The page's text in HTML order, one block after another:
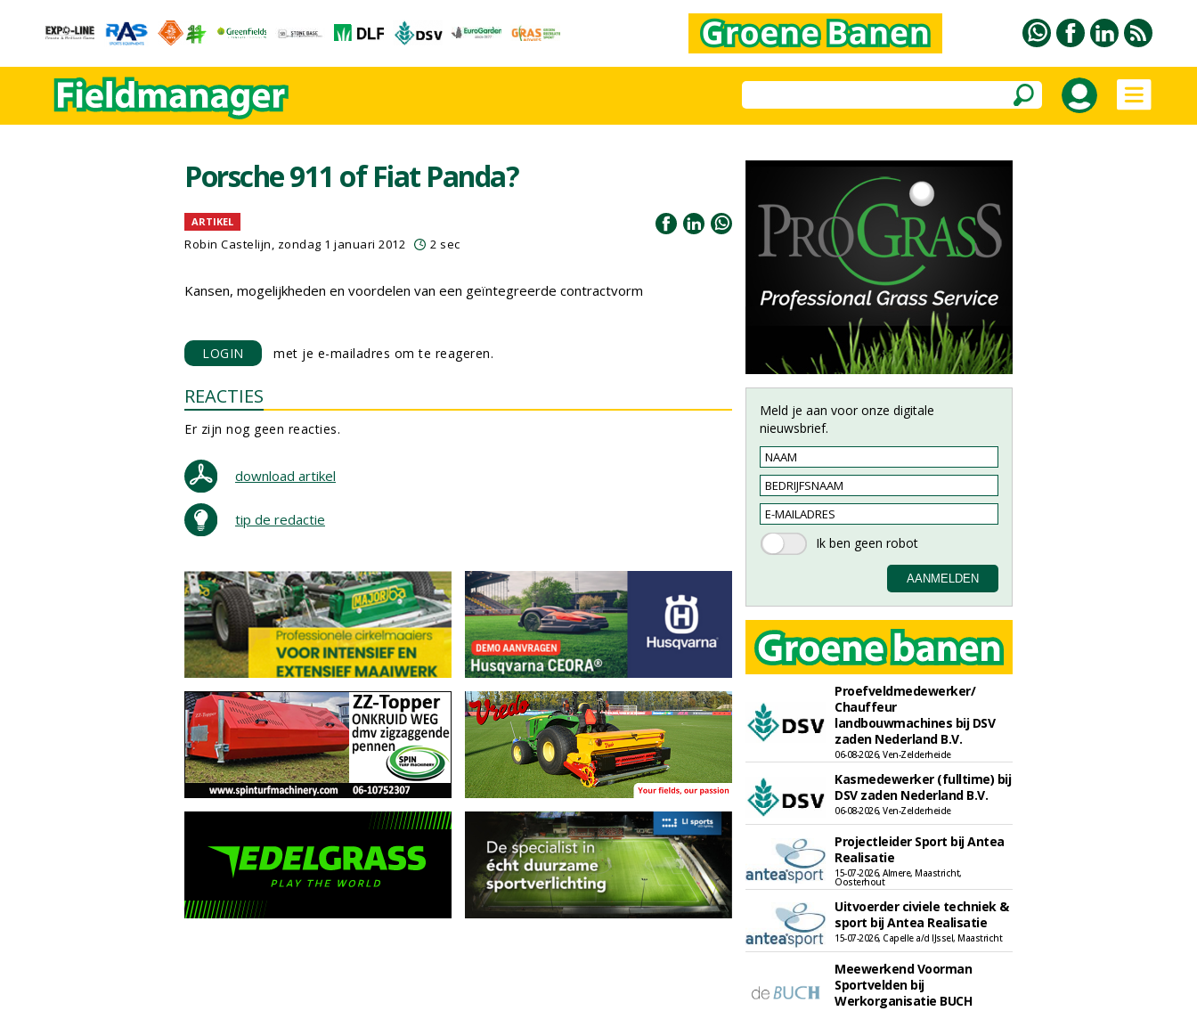
Porsche 911 of Fiat Panda?
ARTIKEL
Robin Castelijn, zondag 1 januari 2012 2 sec
Kansen, mogelijkheden en voordelen van een geïntegreerde contractvorm
LOGIN met je e-mailadres om te reageren.
REACTIES
Er zijn nog geen reacties.
download artikel
tip de redactie
Meld je aan voor onze digitale
nieuwsbrief.
Proefveldmedewerker/
Chauffeur
landbouwmachines bij DSV
zaden Nederland B.V.
06-08-2026, Ven-Zelderheide
Kasmedewerker (fulltime) bij
DSV zaden Nederland B.V.
06-08-2026, Ven-Zelderheide
Projectleider Sport bij Antea
Realisatie
15-07-2026, Almere, Maastricht,
Oosterhout
Uitvoerder civiele techniek &
sport bij Antea Realisatie
15-07-2026, Capelle a/d IJssel, Maastricht
Meewerkend Voorman
Sportvelden bij
Werkorganisatie BUCH